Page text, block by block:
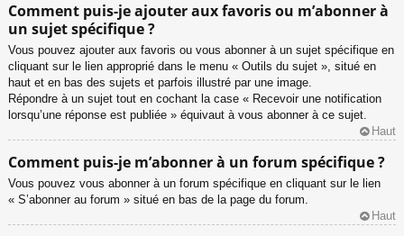
Comment puis-je ajouter aux favoris ou m’abonner à
un sujet spécifique ?
Vous pouvez ajouter aux favoris ou vous abonner à un sujet spécifique en
cliquant sur le lien approprié dans le menu « Outils du sujet », situé en
haut et en bas des sujets et parfois illustré par une image.
Répondre à un sujet tout en cochant la case « Recevoir une notification
lorsqu’une réponse est publiée » équivaut à vous abonner à ce sujet.
Haut
Comment puis-je m’abonner à un forum spécifique ?
Vous pouvez vous abonner à un forum spécifique en cliquant sur le lien
« S’abonner au forum » situé en bas de la page du forum.
Haut